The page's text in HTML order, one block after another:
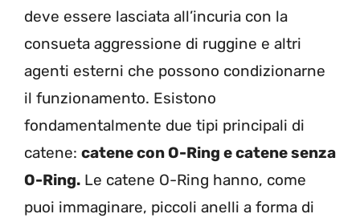
deve essere lasciata all’incuria con la
consueta aggressione di ruggine e altri
agenti esterni che possono condizionarne
il funzionamento. Esistono
fondamentalmente due tipi principali di
catene: catene con O-Ring e catene senza
O-Ring. Le catene O-Ring hanno, come
puoi immaginare, piccoli anelli a forma di